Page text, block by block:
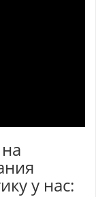
у нас: